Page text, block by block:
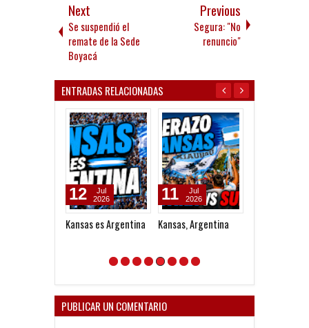
Next
Se suspendió el
remate de la Sede
Boyacá
Previous
Segura: "No
renuncio"
ENTRADAS RELACIONADAS
Kansas es Argentina
12
Jul
2026
Kansas, Argentina
11
Jul
2026
PUBLICAR UN COMENTARIO